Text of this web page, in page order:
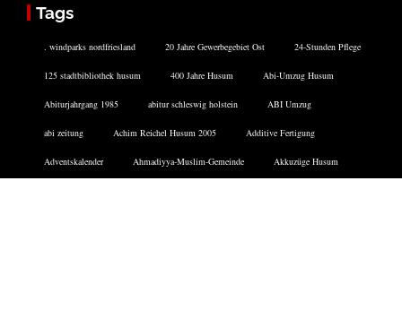
Tags
. windparks nordfriesland 20 Jahre Gewerbegebiet Ost 24-Stunden Pflege
125 stadtbibliothek husum 400 Jahre Husum Abi-Umzug Husum
Abiturjahrgang 1985 abitur schleswig holstein ABI Umzug
abi zeitung Achim Reichel Husum 2005 Additive Fertigung
Adventskalender Ahmadiyya-Muslim-Gemeinde Akkuzüge Husum